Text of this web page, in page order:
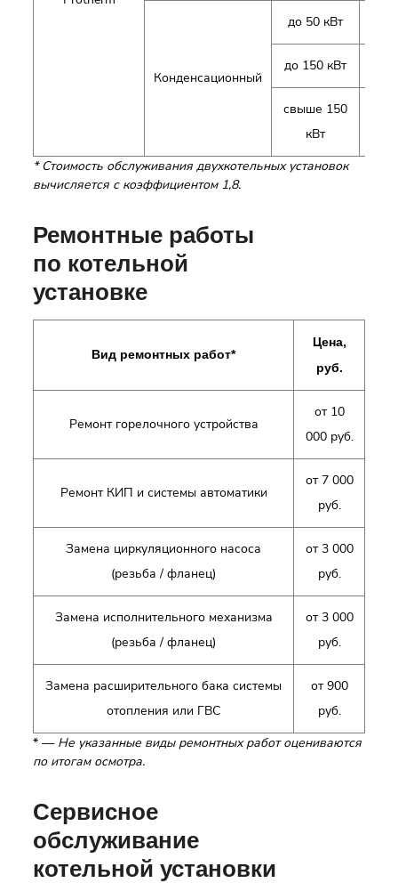
Конденсационный
до 50 кВт
до 150 кВт
свыше 150
кВт
* Стоимость обслуживания двухкотельных установок
вычисляется с коэффициентом 1,8.
Ремонтные работы
по котельной
установке
Вид ремонтных работ*
Цена,
руб.
Ремонт горелочного устройства
от 10
000 руб.
Ремонт КИП и системы автоматики
от 7 000
руб.
Замена циркуляционного насоса
(резьба / фланец)
от 3 000
руб.
Замена исполнительного механизма
(резьба / фланец)
от 3 000
руб.
Замена расширительного бака системы
отопления или ГВС
от 900
руб.
* — Не указанные виды ремонтных работ оцениваются
по итогам осмотра.
Сервисное
обслуживание
котельной установки